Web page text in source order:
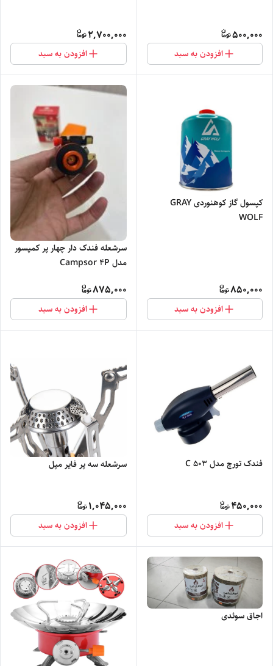
500,000
افزودن به سبد
2,700,000
افزودن به سبد
کپسول گاز کوهنوردی GRAY
WOLF
850,000
افزودن به سبد
سرشعله فندک دار چهار پر کمپسور
مدل Campsor 4P
875,000
افزودن به سبد
فندک تورچ مدل 503 C
450,000
افزودن به سبد
سرشعله سه پر فایر مپل
1,045,000
افزودن به سبد
اجاق سوئدی